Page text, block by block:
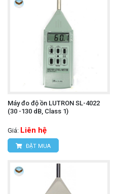
Máy đo độ ồn LUTRON SL-4022
(30 -130 dB, Class 1)
Giá: Liên hệ
ĐẶT MUA